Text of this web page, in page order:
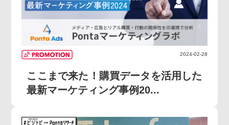
2024-02-28
ここまで来た！購買データを活用した
最新マーケティング事例20...